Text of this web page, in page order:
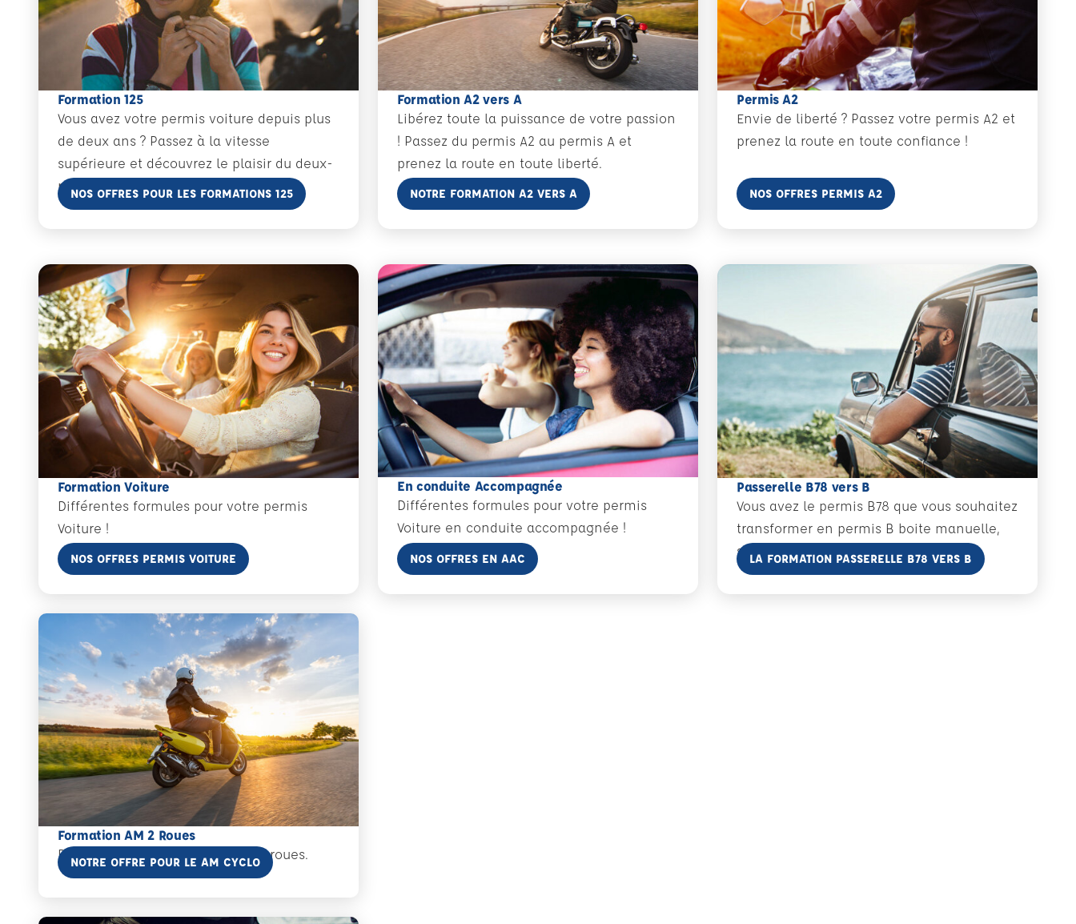
Formation 125
Vous avez votre permis voiture depuis plus
de deux ans ? Passez à la vitesse
supérieure et découvrez le plaisir du deux-
roues avec la formation 125 !
En savoir plus
NOS OFFRES POUR LES FORMATIONS 125
Formation A2 vers A
Libérez toute la puissance de votre passion
! Passez du permis A2 au permis A et
prenez la route en toute liberté.
En savoir plus
NOTRE FORMATION A2 VERS A
Permis A2
Envie de liberté ? Passez votre permis A2 et
prenez la route en toute confiance !
En savoir plus
NOS OFFRES PERMIS A2
Formation Voiture
Différentes formules pour votre permis
Voiture !
En savoir plus
NOS OFFRES PERMIS VOITURE
En conduite Accompagnée
Différentes formules pour votre permis
Voiture en conduite accompagnée !
En savoir plus
NOS OFFRES EN AAC
Passerelle B78 vers B
Vous avez le permis B78 que vous souhaitez
transformer en permis B boite manuelle,
sans examen.
En savoir plus
LA FORMATION PASSERELLE B78 VERS B
Formation AM 2 Roues
Dès 14 ans, votre formation AM 2 roues.
En savoir plus
NOTRE OFFRE POUR LE AM CYCLO